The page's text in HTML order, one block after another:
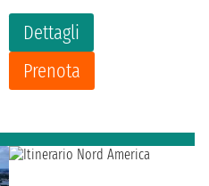
Dettagli
Prenota